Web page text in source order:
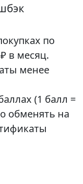
по
в месяц.
менее
(1 балл =
обменять на